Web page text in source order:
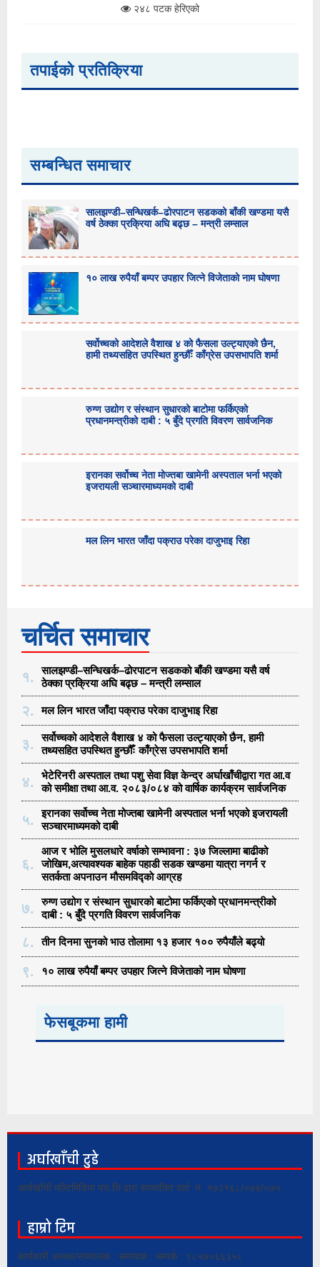
२४८ पटक हेरिएको
तपाईको प्रतिक्रिया
सम्बन्धित समाचार
सालझण्डी–सन्धिखर्क–ढोरपाटन सडकको बाँकी खण्डमा यसै
वर्ष ठेक्का प्रक्रिया अघि बढ्छ – मन्त्री लम्साल
१० लाख रुपैयाँ बम्पर उपहार जित्ने विजेताको नाम घोषणा
सर्वोच्चको आदेशले वैशाख ४ को फैसला उल्ट्याएको छैन,
हामी तथ्यसहित उपस्थित हुन्छौँः काँग्रेस उपसभापति शर्मा
रुग्ण उद्योग र संस्थान सुधारको बाटोमा फर्किएको
प्रधानमन्त्रीको दाबी : ५ बुँदे प्रगति विवरण सार्वजनिक
इरानका सर्वोच्च नेता मोज्तबा खामेनी अस्पताल भर्ना भएको
इजरायली सञ्चारमाध्यमको दाबी
मल लिन भारत जाँदा पक्राउ परेका दाजुभाइ रिहा
चर्चित समाचार
१.
सालझण्डी–सन्धिखर्क–ढोरपाटन सडकको बाँकी खण्डमा यसै वर्ष
ठेक्का प्रक्रिया अघि बढ्छ – मन्त्री लम्साल
२. मल लिन भारत जाँदा पक्राउ परेका दाजुभाइ रिहा
३.
सर्वोच्चको आदेशले वैशाख ४ को फैसला उल्ट्याएको छैन, हामी
तथ्यसहित उपस्थित हुन्छौँः काँग्रेस उपसभापति शर्मा
४.
भेटेरिनरी अस्पताल तथा पशु सेवा विज्ञ केन्द्र अर्घाखाँचीद्वारा गत आ.व
को समीक्षा तथा आ.व. २०८३/०८४ को वार्षिक कार्यक्रम सार्वजनिक
५.
इरानका सर्वोच्च नेता मोज्तबा खामेनी अस्पताल भर्ना भएको इजरायली
सञ्चारमाध्यमको दाबी
६.
आज र भोलि मुसलधारे वर्षाको सम्भावना : ३७ जिल्लामा बाढीको
जोखिम,अत्यावश्यक बाहेक पहाडी सडक खण्डमा यात्रा नगर्न र
सतर्कता अपनाउन मौसमविद्काे आग्रह
७.
रुग्ण उद्योग र संस्थान सुधारको बाटोमा फर्किएको प्रधानमन्त्रीको
दाबी : ५ बुँदे प्रगति विवरण सार्वजनिक
८. तीन दिनमा सुनको भाउ तोलामा १३ हजार १०० रुपैयाँले बढ्यो
९. १० लाख रुपैयाँ बम्पर उपहार जित्ने विजेताको नाम घोषणा
फेसबूकमा हामी
अर्घाखाँची टुडे
अर्घाखाँची मल्टिमिडिया प्रा.लि द्वारा सञ्चालित दर्ता नं. १७२१६८/०७४/०७५
हाम्रो टिम
कार्यकारी अध्यक्ष/सञ्चालक : सम्पादक : सम्पर्क : ९८५७०६६३५८